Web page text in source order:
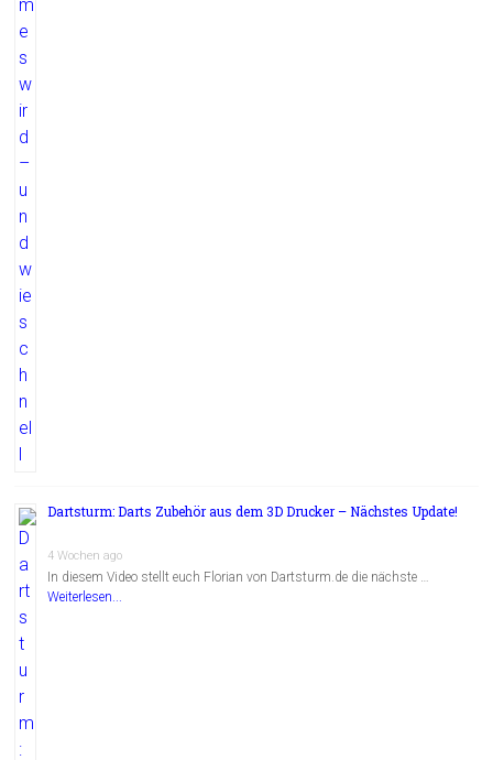
Dartsturm: Darts Zubehör aus dem 3D Drucker – Nächstes Update!
4 Wochen ago
In diesem Video stellt euch Florian von Dartsturm.de die nächste …
Weiterlesen...